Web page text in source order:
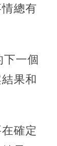
總有
一個
果和
確定